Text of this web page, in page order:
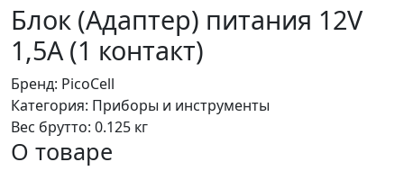
Блок (Адаптер) питания 12V
1,5A (1 контакт)
Бренд: PicoCell
Категория: Приборы и инструменты
Вес брутто: 0.125 кг
О товаре